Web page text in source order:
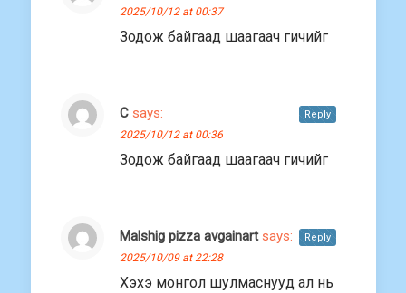
2025/10/12 at 00:37
Зодож байгаад шаагаач гичийг
С says:
2025/10/12 at 00:36
Зодож байгаад шаагаач гичийг
Reply
Malshig pizza avgainart says:
2025/10/09 at 22:28
Хэхэ монгол шулмаснууд ал нь
Reply